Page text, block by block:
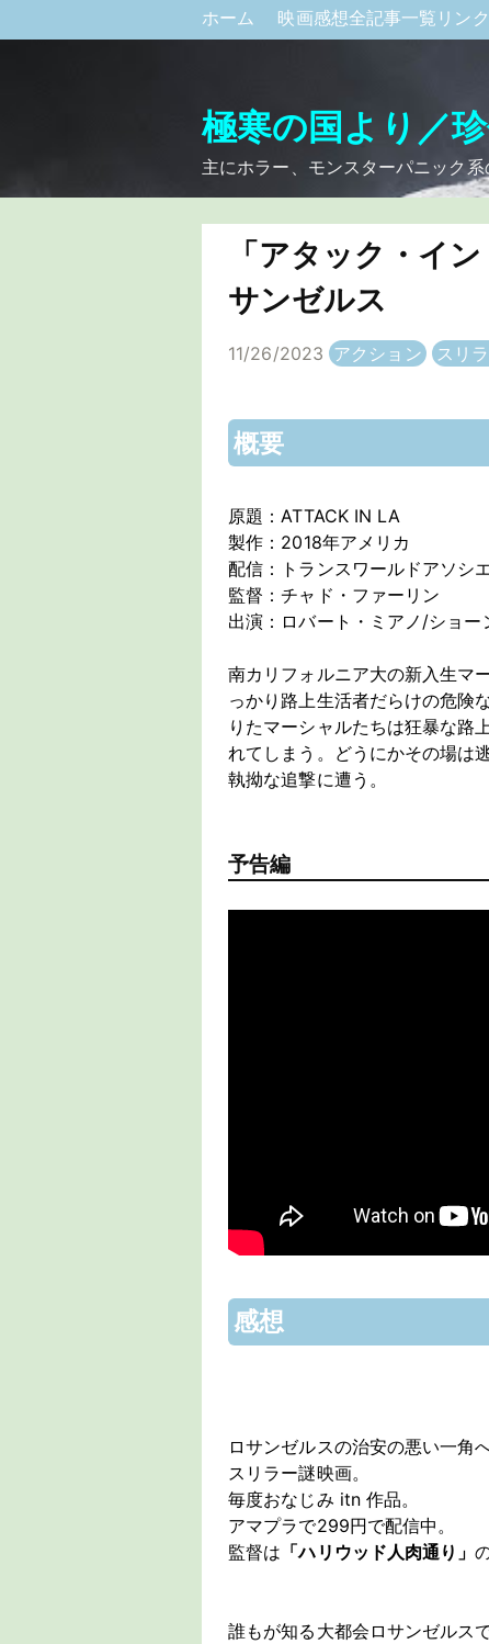
ホーム 映画感想全記事一覧リンク
極寒の国より／
主にホラー、モンスターパニック
「アタック・イ
サンゼルス
11/26/2023 アクション スリ
概要
原題：ATTACK IN LA
製作：2018年アメリカ
配信：トランスワールドアソシ
監督：チャド・ファーリン
出演：ロバート・ミアノ/ショ
南カリフォルニア大の新入生マ
っかり路上生活者だらけの危険
りたマーシャルたちは狂暴な路
れてしまう。どうにかその場は
執拗な追撃に遭う。
予告編
感想
ロサンゼルスの治安の悪い一角
スリラー謎映画。
毎度おなじみ itn 作品。
アマプラで299円で配信中。
監督は 「ハリウッド人肉通り」
誰もが知る大都会ロサンゼルス